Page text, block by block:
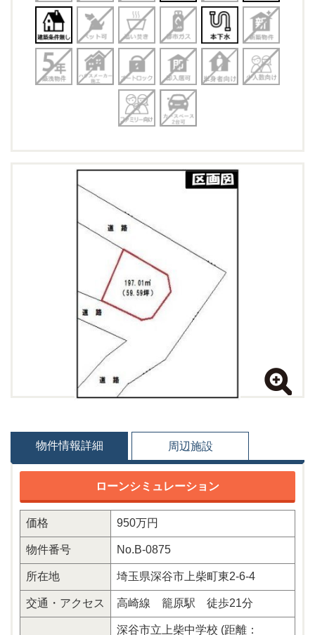
物件情報詳細 周辺施設
価格 950万円
物件番号 No.B-0875
所在地 埼玉県深谷市上柴町東2-6-4
交通・アクセス 高崎線 籠原駅 徒歩21分
深谷市立上柴中学校 (距離：